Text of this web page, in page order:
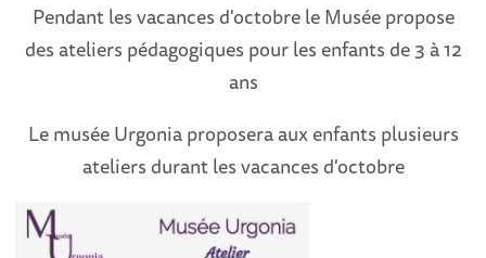
Pendant les vacances d'octobre le Musée propose
des ateliers pédagogiques pour les enfants de 3 à 12
ans
Le musée Urgonia proposera aux enfants plusieurs
ateliers durant les vacances d'octobre